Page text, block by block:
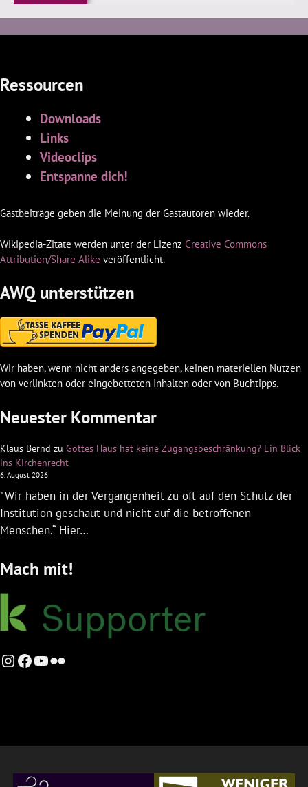
Ressourcen
Downloads
Links
Videoclips
Entspanne dich!
Gastbeiträge geben die Meinung der Gastautoren wieder.
Wikipedia-Zitate werden unter der Lizenz Creative Commons
Attribution/Share Alike veröffentlicht.
AWQ unterstützen
Wir haben, wenn nicht anders angegeben, keinen materiellen Nutzen
von verlinkten oder eingebetteten Inhalten oder von Buchtipps.
Neuester Kommentar
Klaus Bernd zu Gottes Haus hat keine Zugangsbeschränkung? Ein Blick
ins Kirchenrecht
6. August 2026
"Wir haben in der Vergangenheit zu oft auf den Schutz der
Institution geschaut und nicht auf die betroffenen
Menschen.“ Hier…
Mach mit!
Instagram
Facebook
YouTube
Flickr